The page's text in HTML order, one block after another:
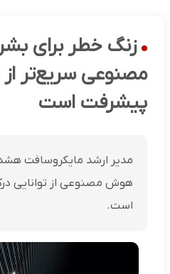
زنگ خطر برای
مصنوعی سریع‌تر از
پیشرفت است
مدیر ارشد مایکروسافت
هوش مصنوعی از توانایی
است.